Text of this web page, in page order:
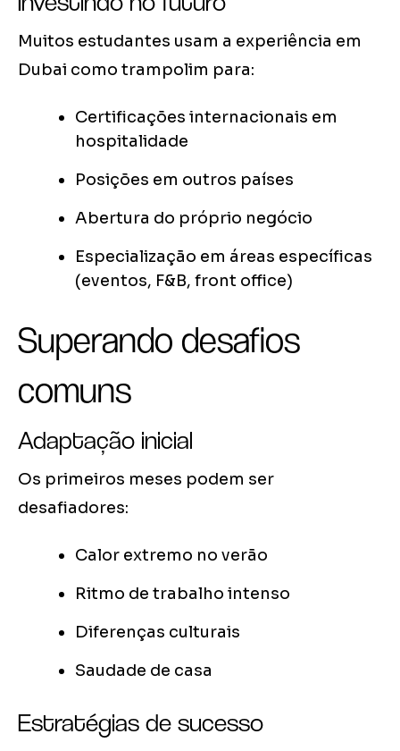
Muitos estudantes usam a experiência em
Dubai como trampolim para:
Certificações internacionais em
hospitalidade
Posições em outros países
Abertura do próprio negócio
Especialização em áreas específicas
(eventos, F&B, front office)
Superando desafios
comuns
Adaptação inicial
Os primeiros meses podem ser
desafiadores:
Calor extremo no verão
Ritmo de trabalho intenso
Diferenças culturais
Saudade de casa
Estratégias de sucesso